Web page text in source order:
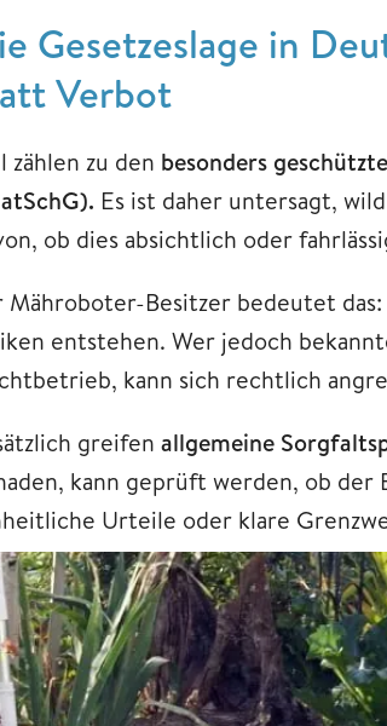
Gesetzeslage in
Verbot
zählen zu den besonders
Es ist daher untersagt,
ob dies absichtlich oder
Mähroboter-Besitzer bedeutet
entstehen. Wer jedoch
kann sich rechtlich
greifen allgemeine
kann geprüft werden, ob der
Urteile oder klare